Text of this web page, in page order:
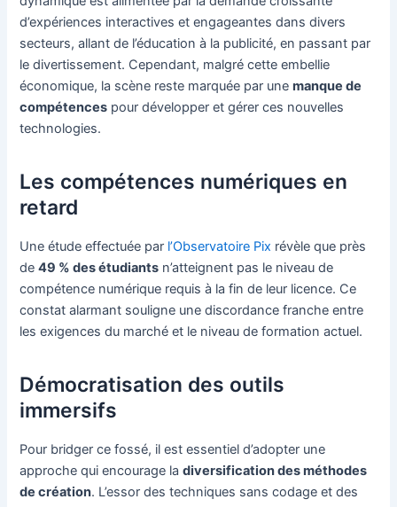
d’expériences interactives et engageantes dans divers
secteurs, allant de l’éducation à la publicité, en passant par
le divertissement. Cependant, malgré cette embellie
économique, la scène reste marquée par unemanque de
compétences pour développer et gérer ces nouvelles
technologies.
Les compétences numériques en
retard
Une étude effectuée par l’Observatoire Pix révèle que près
de49 % des étudiants n’atteignent pas le niveau de
compétence numérique requis à la fin de leur licence. Ce
constat alarmant souligne une discordance franche entre
les exigences du marché et le niveau de formation actuel.
Démocratisation des outils
immersifs
Pour bridger ce fossé, il est essentiel d’adopter une
approche qui encourage ladiversification des méthodes
de création. L’essor des techniques sans codage et des